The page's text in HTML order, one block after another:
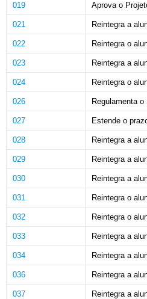
019 Aprova o
021 Reintegra a
022 Reintegra o
023 Reintegra a
024 Reintegra o
026 Regulamenta
027 Estende o
028 Reintegra a
029 Reintegra a
030 Reintegra a
031 Reintegra o
032 Reintegra o
033 Reintegra a
034 Reintegra a
036 Reintegra a
037 Reintegra a